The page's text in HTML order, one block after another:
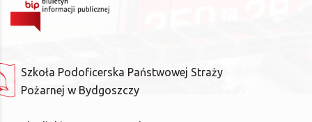
Szkoła Podoficerska Państwowej Straży
Pożarnej w Bydgoszczy